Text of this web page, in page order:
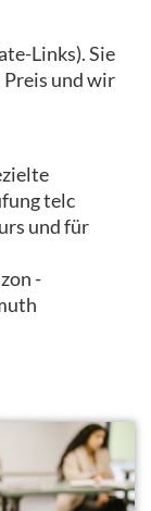
Links). Sie
Preis und wir
telc
und für
-